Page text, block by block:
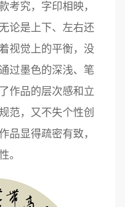
考究，字印相映，
论是上下、左右还
视觉上的平衡，没
过墨色的深浅、笔
作品的层次感和立
范，又不失个性创
品显得疏密有致，
。